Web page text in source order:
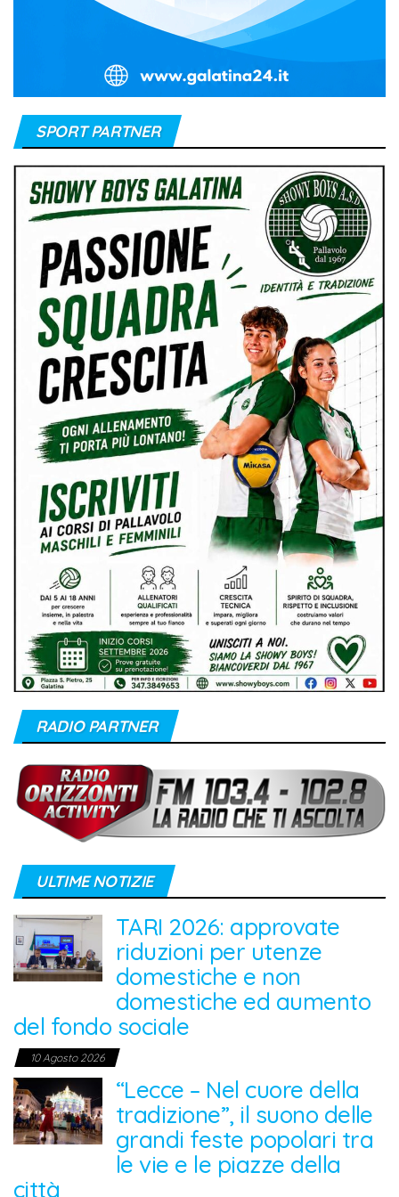
SPORT PARTNER
RADIO PARTNER
ULTIME NOTIZIE
TARI 2026: approvate
riduzioni per utenze
domestiche e non
domestiche ed aumento
del fondo sociale
10 Agosto 2026
“Lecce – Nel cuore della
tradizione”, il suono delle
grandi feste popolari tra
le vie e le piazze della
città